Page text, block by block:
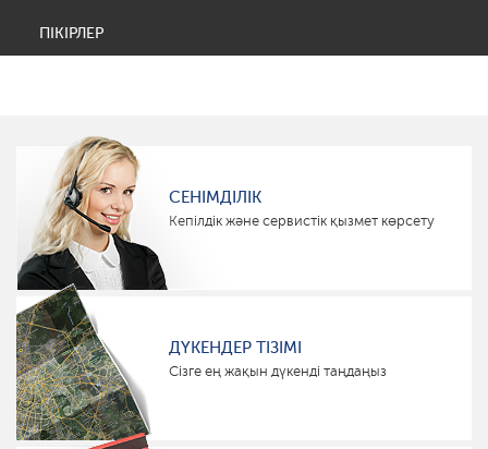
ПІКІРЛЕР
СЕНІМДІЛІК
Кепілдік және сервистік қызмет көрсету
ДҮКЕНДЕР ТІЗІМІ
Сізге ең жақын дүкенді таңдаңыз